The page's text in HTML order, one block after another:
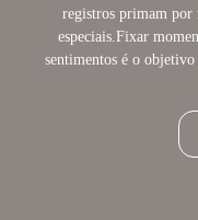
registros primam por
especiais.Fixar
sentimentos é o